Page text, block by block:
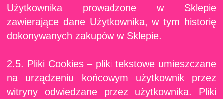
Użytkownika prowadzone w Sklepie
zawierające dane Użytkownika, w tym historię
dokonywanych zakupów w Sklepie.
2.5. Pliki Cookies – pliki tekstowe umieszczane
na urządzeniu końcowym użytkownik przez
witryny odwiedzane przez użytkownika. Pliki